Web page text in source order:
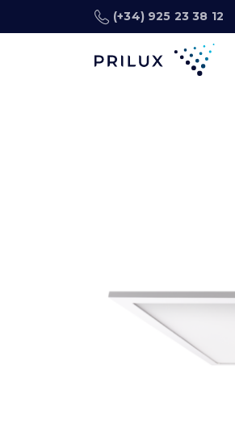
(+34) 925 23 38 12